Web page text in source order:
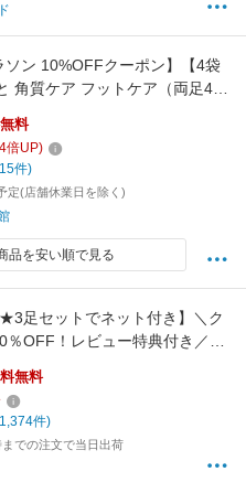
ソン 10%OFFクーポン】【4袋
角質ケア フットケア（両足4回
マイルドソープ 香り2袋 足裏
ケア かかと どうするん？そう
ア 足 角質取り フットケア か
足裏パック
料
4倍UP)
件)
定(店舗休業日を除く)
品を安い順で見る
★3足セットでネット付き】＼ク
％OFF！レビュー特典付き／か
ケア かかとソックス 保湿 靴下
護 かかとサポーター ひび割れ
サガサ カサカサ ケア ツルツル
無料
件)
での注文で当日出荷